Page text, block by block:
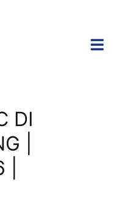
DI
|